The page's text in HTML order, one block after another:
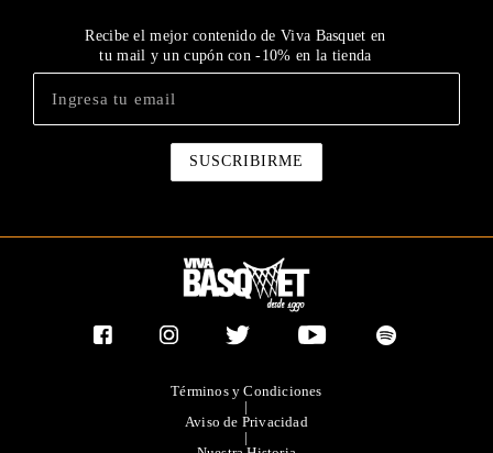
Recibe el mejor contenido de Viva Basquet en
tu mail y un cupón con -10% en la tienda
Términos y Condiciones
|
Aviso de Privacidad
|